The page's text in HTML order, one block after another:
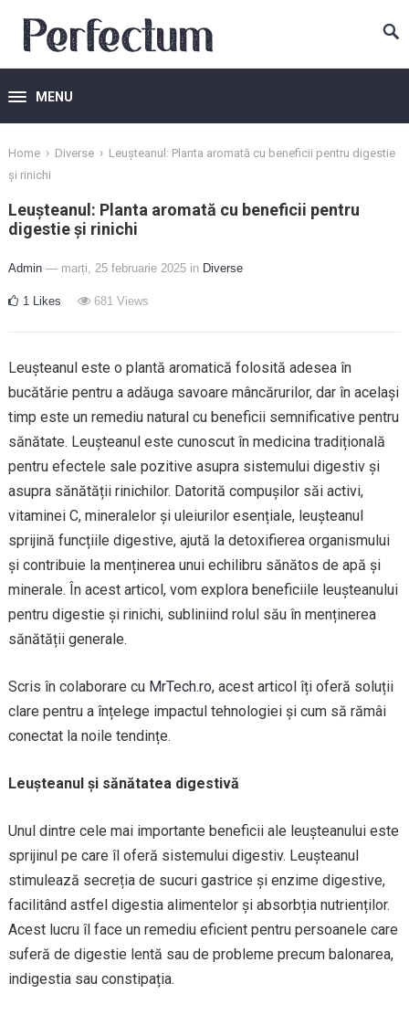
MENU
Home › Diverse › Leușteanul: Planta aromată cu beneficii pentru digestie
și rinichi
Leușteanul: Planta aromată cu beneficii pentru
digestie și rinichi
Admin — marți, 25 februarie 2025 in Diverse
1 Likes 681Views
Leușteanul este o plantă aromatică folosită adesea în
bucătărie pentru a adăuga savoare mâncărurilor, dar în același
timp este un remediu natural cu beneficii semnificative pentru
sănătate. Leușteanul este cunoscut în medicina tradițională
pentru efectele sale pozitive asupra sistemului digestiv și
asupra sănătății rinichilor. Datorită compușilor săi activi,
vitaminei C, mineralelor și uleiurilor esențiale, leușteanul
sprijină funcțiile digestive, ajută la detoxifierea organismului
și contribuie la menținerea unui echilibru sănătos de apă și
minerale. În acest articol, vom explora beneficiile leușteanului
pentru digestie și rinichi, subliniind rolul său în menținerea
sănătății generale.
Scris în colaborare cu MrTech.ro, acest articol îți oferă soluții
clare pentru a înțelege impactul tehnologiei și cum să rămâi
conectat la noile tendințe.
Leușteanul și sănătatea digestivă
Unul dintre cele mai importante beneficii ale leușteanului este
sprijinul pe care îl oferă sistemului digestiv. Leușteanul
stimulează secreția de sucuri gastrice și enzime digestive,
facilitând astfel digestia alimentelor și absorbția nutrienților.
Acest lucru îl face un remediu eficient pentru persoanele care
suferă de digestie lentă sau de probleme precum balonarea,
indigestia sau constipația.